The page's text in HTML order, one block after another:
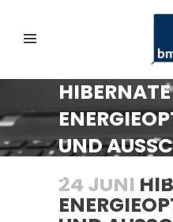
HIBERNATE
UND
POWERCFG
24 JUNI